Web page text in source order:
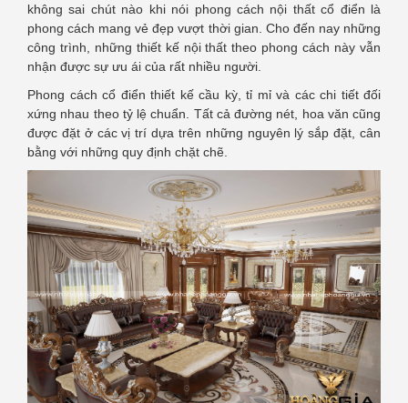
không sai chút nào khi nói phong cách nội thất cổ điển là
phong cách mang vẻ đẹp vượt thời gian. Cho đến nay những
công trình, những thiết kế nội thất theo phong cách này vẫn
nhận được sự ưu ái của rất nhiều người.
Phong cách cổ điển thiết kế cầu kỳ, tỉ mỉ và các chi tiết đối
xứng nhau theo tỷ lệ chuẩn. Tất cả đường nét, hoa văn cũng
được đặt ở các vị trí dựa trên những nguyên lý sắp đặt, cân
bằng với những quy định chặt chẽ.